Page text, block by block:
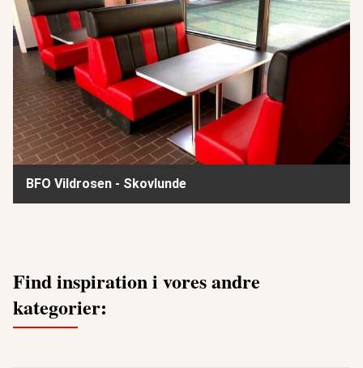
BFO Vildrosen - Skovlunde
Find inspiration i vores andre
kategorier: